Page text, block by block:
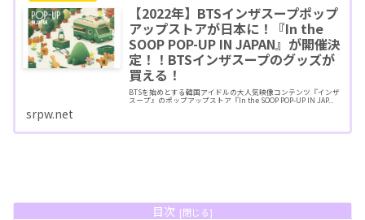
【2022年】BTSインザスープポップ
アップストアが日本に！『In the
SOOP POP-UP IN JAPAN』が開催決
定！！BTSインザスープのグッズが
買える！
BTSを始めとする韓国アイドルの大人気映像コンテンツ『インザ
スープ』のポップアップストア『In the SOOP POP-UP IN JAP...
srpw.net
目次